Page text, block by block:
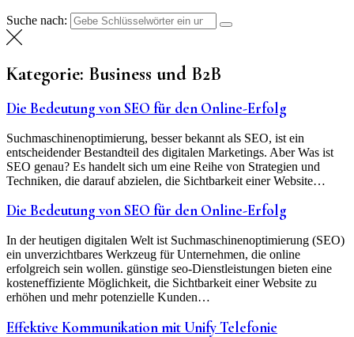
Suche nach:
Kategorie: Business und B2B
Die Bedeutung von SEO für den Online-Erfolg
Suchmaschinenoptimierung, besser bekannt als SEO, ist ein
entscheidender Bestandteil des digitalen Marketings. Aber Was ist
SEO genau? Es handelt sich um eine Reihe von Strategien und
Techniken, die darauf abzielen, die Sichtbarkeit einer Website…
Die Bedeutung von SEO für den Online-Erfolg
In der heutigen digitalen Welt ist Suchmaschinenoptimierung (SEO)
ein unverzichtbares Werkzeug für Unternehmen, die online
erfolgreich sein wollen. günstige seo-Dienstleistungen bieten eine
kosteneffiziente Möglichkeit, die Sichtbarkeit einer Website zu
erhöhen und mehr potenzielle Kunden…
Effektive Kommunikation mit Unify Telefonie